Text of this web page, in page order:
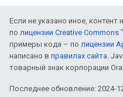
Если не указано иное, контент
по лицензии Creative
примеры кода – по лицензии
написано в правилах сайта.
товарный знак корпорации
Последнее обновление: 2024-